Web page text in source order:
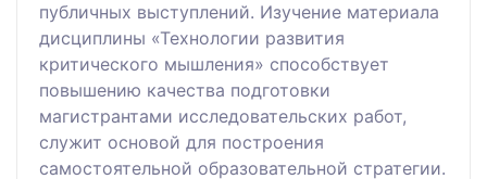
публичных выступлений. Изучение материала
дисциплины «Технологии развития
критического мышления» способствует
повышению качества подготовки
магистрантами исследовательских работ,
служит основой для построения
самостоятельной образовательной стратегии.